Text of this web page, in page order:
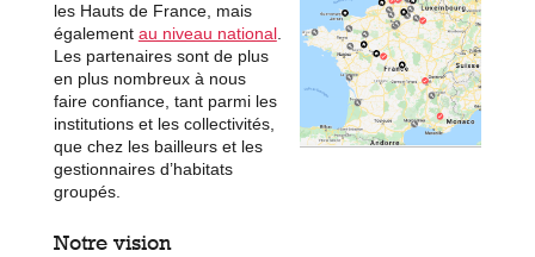
les Hauts de France, mais
également au niveau national.
Les partenaires sont de plus
en plus nombreux à nous
faire confiance, tant parmi les
institutions et les collectivités,
que chez les bailleurs et les
gestionnaires d’habitats
groupés.
Notre vision